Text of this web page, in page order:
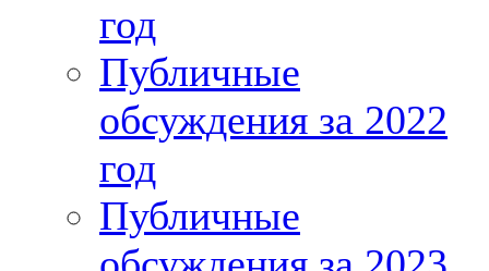
год
Публичные
обсуждения за 2022
год
Публичные